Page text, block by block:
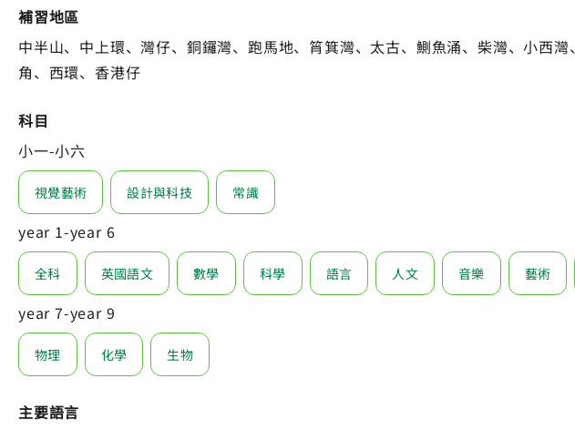
補習地區
中半山、中上環、灣仔、銅鑼灣、跑馬地、筲箕灣、太古、鰂魚涌、柴灣、小西
角、西環、香港仔
科目
小一-小六
視覺藝術 設計與科技 常識
year 1-year 6
全科 英國語文 數學 科學 語言 人文 音樂 藝術
year 7-year 9
物理 化學 生物
主要語言